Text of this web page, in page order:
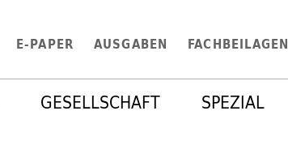
E-PAPER AUSGABEN FACHBEILAGEN
GESELLSCHAFT SPEZIAL